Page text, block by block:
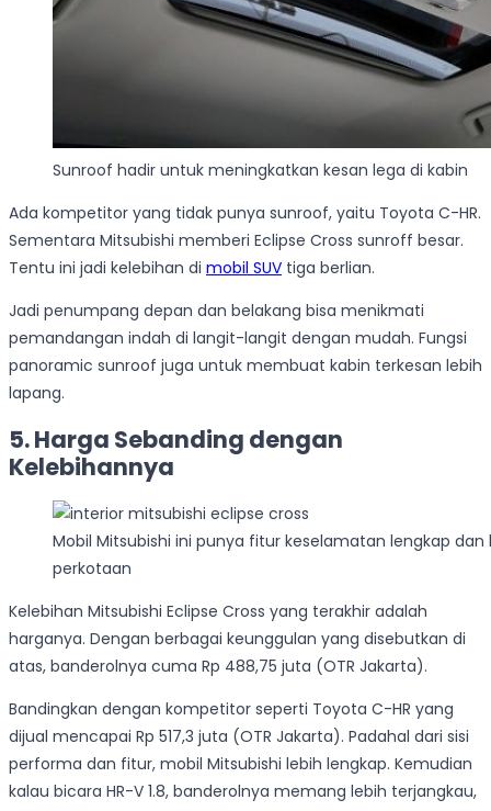
Sunroof hadir untuk meningkatkan kesan lega di kabin
Ada kompetitor yang tidak punya sunroof, yaitu Toyota C-HR.
Sementara Mitsubishi memberi Eclipse Cross sunroff besar.
Tentu ini jadi kelebihan di mobil SUV tiga berlian.
Jadi penumpang depan dan belakang bisa menikmati
pemandangan indah di langit-langit dengan mudah. Fungsi
panoramic sunroof juga untuk membuat kabin terkesan lebih
lapang.
5. Harga Sebanding dengan
Kelebihannya
Mobil Mitsubishi ini punya fitur keselamatan lengkap
perkotaan
Kelebihan Mitsubishi Eclipse Cross yang terakhir adalah
harganya. Dengan berbagai keunggulan yang disebutkan di
atas, banderolnya cuma Rp 488,75 juta (OTR Jakarta).
Bandingkan dengan kompetitor seperti Toyota C-HR yang
dijual mencapai Rp 517,3 juta (OTR Jakarta). Padahal dari sisi
performa dan fitur, mobil Mitsubishi lebih lengkap. Kemudian
kalau bicara HR-V 1.8, banderolnya memang lebih terjangkau,